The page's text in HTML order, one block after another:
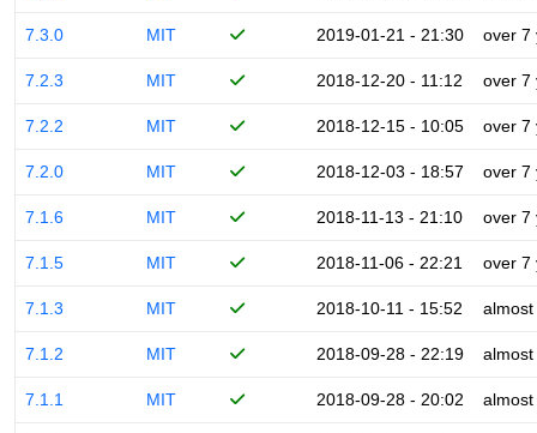
7.3.0 MIT 2019-01-21 - 21:30 over 7
7.2.3 MIT 2018-12-20 - 11:12 over 7
7.2.2 MIT 2018-12-15 - 10:05 over 7
7.2.0 MIT 2018-12-03 - 18:57 over 7
7.1.6 MIT 2018-11-13 - 21:10 over 7
7.1.5 MIT 2018-11-06 - 22:21 over 7
7.1.3 MIT 2018-10-11 - 15:52
7.1.2 MIT 2018-09-28 - 22:19
7.1.1 MIT 2018-09-28 - 20:02